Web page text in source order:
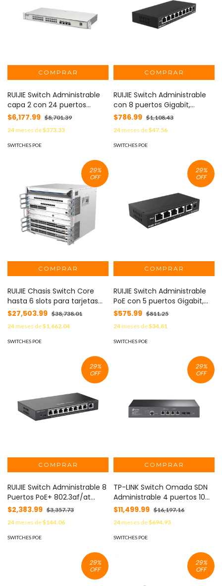
RUIJIE Switch Administrable
capa 2 con 24 puertos
Gigabit + 4 SFP+ para fibra
10Gb, gestión gratuita desde
la nube RG-NBS3200-
24GT4XS
$6,177.99 $8,701.39
24meses de$373.33
SWITCHES POE
RUIJIE Switch Administrable
con 8 puertos Gigabit,
gestión gratuita desde la
nube RG-ES208GC
$786.99 $1,108.43
24meses de$47.56
SWITCHES POE
29%
OFF
RUIJIE Chasis Switch Core
hasta 6 slots para tarjetas
modulares M7000 series
RGNBS7006
$27,503.99 $38,738.01
24meses de$1,662.04
SWITCHES POE
29%
OFF
RUIJIE Switch Administrable
PoE con 5 puertos Gigabit,
gestión gratuita desde la
nube RG-ES205GC
$575.99 $811.25
24meses de$34.81
SWITCHES POE
29%
OFF
RUIJIE Switch Administrable 8
Puertos PoE+ 802.3af/at
Gigabit, gestión gratuita
desde la nube, 120w RG-
ES209GC-P
$2,383.99 $3,357.73
24meses de$144.06
SWITCHES POE
29%
OFF
TP-LINK Switch Omada SDN
Administrable 4 puertos 10GE
PoE++ / 2 SFP+ 10GE / 1
puerto consola RJ45, puerto
consola miro-SUB /
Funciones sFlow, QinQ y QoS
$11,499.99 $16,197.16
24meses de$694.93
SWITCHES POE
29%
OFF
29%
OFF